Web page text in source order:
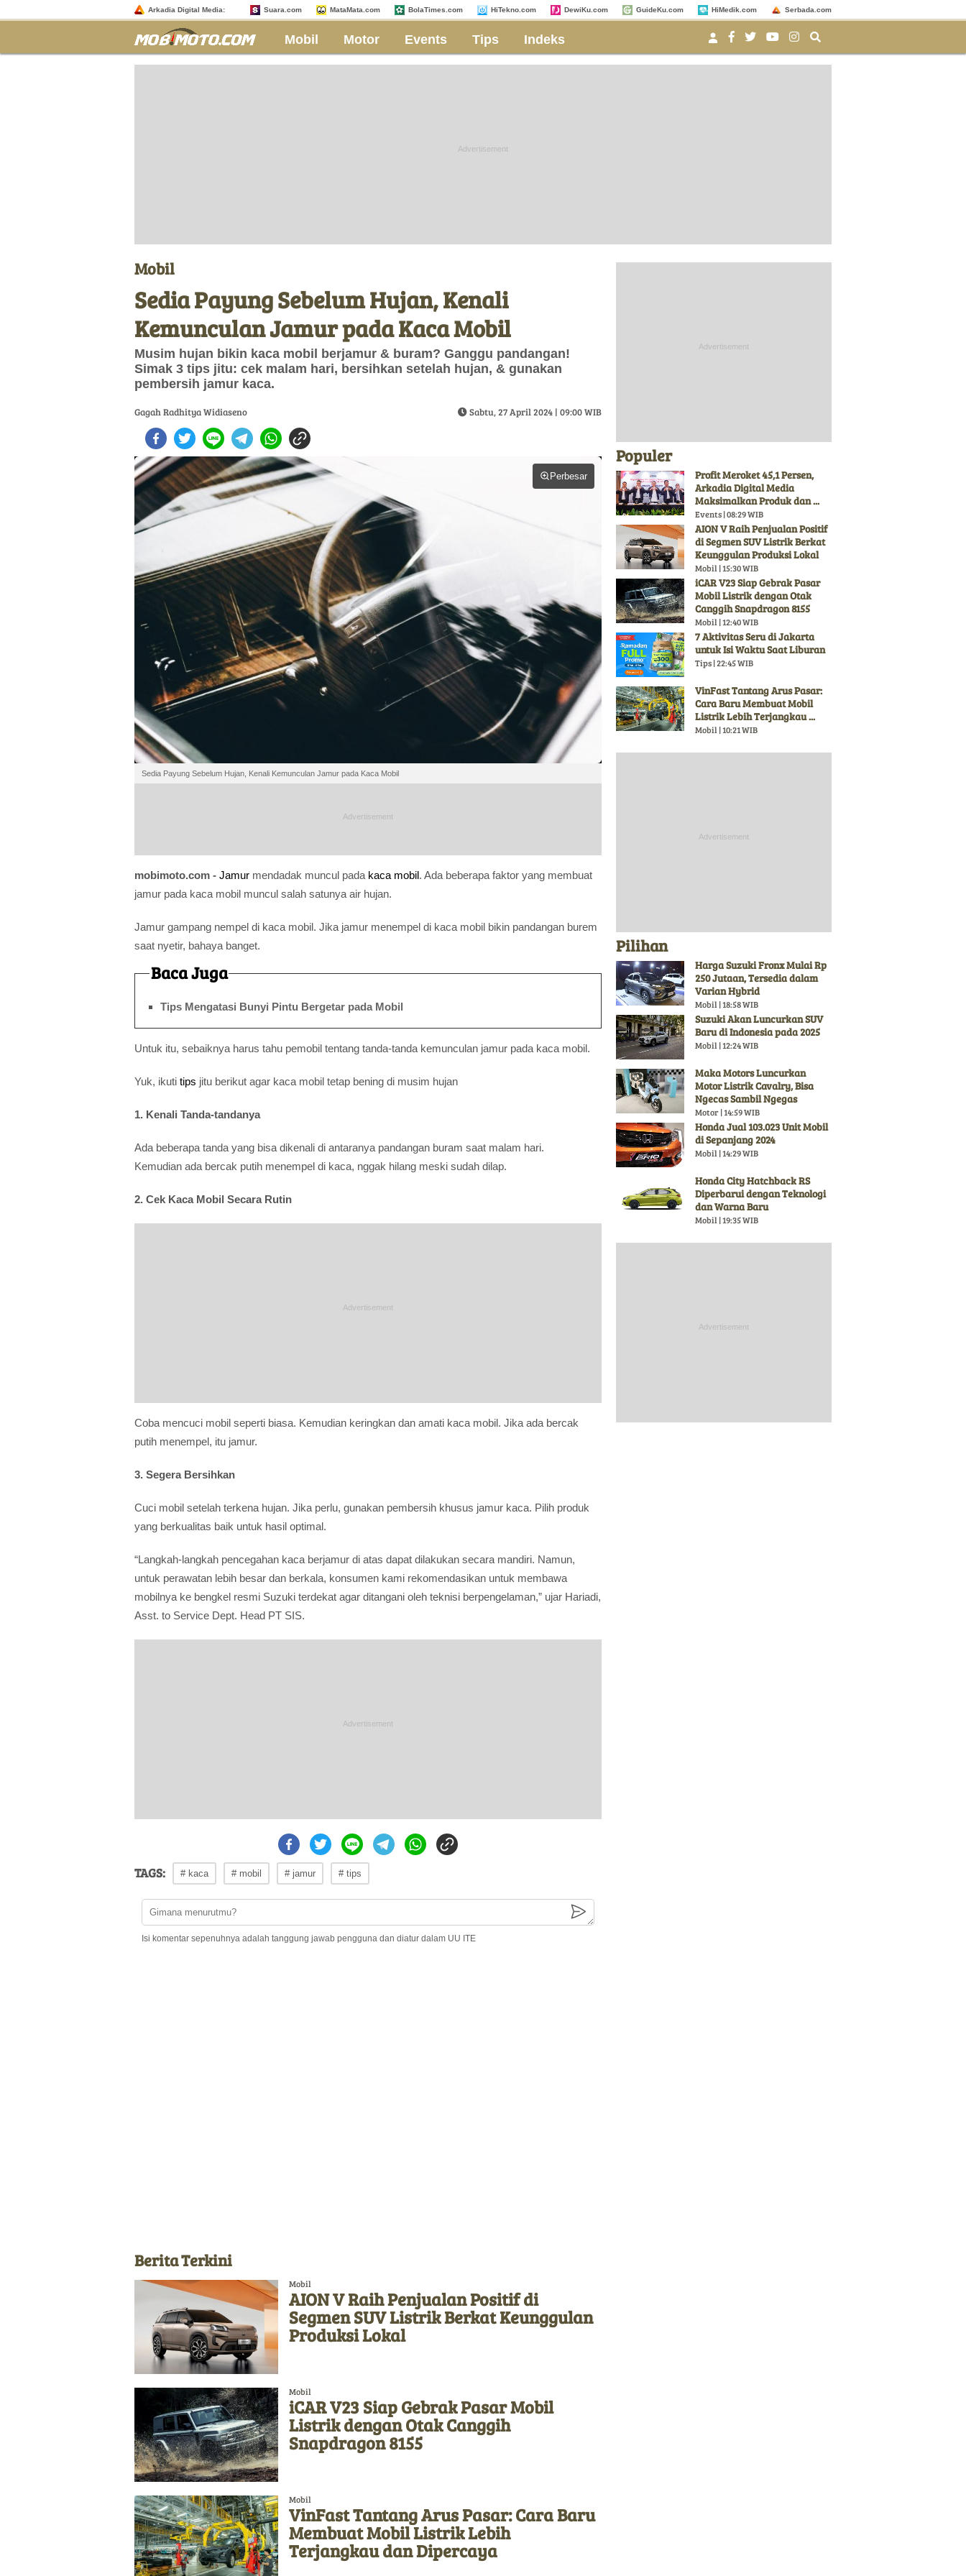
Arkadia Digital Media: Suara.com MataMata.com BolaTimes.com HiTekno.com DewiKu.com GuideKu.com HiMedik.com Serbada.com
Mobil Motor Events Tips Indeks
Mobil
Sedia Payung Sebelum Hujan, Kenali
Kemunculan Jamur pada Kaca Mobil
Musim hujan bikin kaca mobil berjamur & buram? Ganggu pandangan!
Simak 3 tips jitu: cek malam hari, bersihkan setelah hujan, & gunakan
pembersih jamur kaca.
Gagah Radhitya Widiaseno Sabtu, 27 April 2024 | 09:00 WIB
Perbesar
Sedia Payung Sebelum Hujan, Kenali Kemunculan Jamur pada Kaca Mobil
mobimoto.com - Jamur mendadak muncul pada kaca mobil. Ada beberapa faktor yang membuat
jamur pada kaca mobil muncul salah satunya air hujan.
Jamur gampang nempel di kaca mobil. Jika jamur menempel di kaca mobil bikin pandangan burem
saat nyetir, bahaya banget.
Baca Juga
Tips Mengatasi Bunyi Pintu Bergetar pada Mobil
Untuk itu, sebaiknya harus tahu pemobil tentang tanda-tanda kemunculan jamur pada kaca mobil.
Yuk, ikuti tips jitu berikut agar kaca mobil tetap bening di musim hujan
1. Kenali Tanda-tandanya
Ada beberapa tanda yang bisa dikenali di antaranya pandangan buram saat malam hari.
Kemudian ada bercak putih menempel di kaca, nggak hilang meski sudah dilap.
2. Cek Kaca Mobil Secara Rutin
Coba mencuci mobil seperti biasa. Kemudian keringkan dan amati kaca mobil. Jika ada bercak
putih menempel, itu jamur.
3. Segera Bersihkan
Cuci mobil setelah terkena hujan. Jika perlu, gunakan pembersih khusus jamur kaca. Pilih produk
yang berkualitas baik untuk hasil optimal.
“Langkah-langkah pencegahan kaca berjamur di atas dapat dilakukan secara mandiri. Namun,
untuk perawatan lebih besar dan berkala, konsumen kami rekomendasikan untuk membawa
mobilnya ke bengkel resmi Suzuki terdekat agar ditangani oleh teknisi berpengelaman,” ujar Hariadi,
Asst. to Service Dept. Head PT SIS.
TAGS: # kaca # mobil # jamur # tips
Isi komentar sepenuhnya adalah tanggung jawab pengguna dan diatur dalam UU ITE
Berita Terkini
Mobil
AION V Raih Penjualan Positif di
Segmen SUV Listrik Berkat Keunggulan
Produksi Lokal
Mobil
iCAR V23 Siap Gebrak Pasar Mobil
Listrik dengan Otak Canggih
Snapdragon 8155
Mobil
VinFast Tantang Arus Pasar: Cara Baru
Membuat Mobil Listrik Lebih
Terjangkau dan Dipercaya
Populer
Profit Meroket 45,1 Persen,
Arkadia Digital Media
Maksimalkan Produk dan ...
Events | 08:29 WIB
AION V Raih Penjualan Positif
di Segmen SUV Listrik Berkat
Keunggulan Produksi Lokal
Mobil | 15:30 WIB
iCAR V23 Siap Gebrak Pasar
Mobil Listrik dengan Otak
Canggih Snapdragon 8155
Mobil | 12:40 WIB
7 Aktivitas Seru di Jakarta
untuk Isi Waktu Saat Liburan
Tips | 22:45 WIB
VinFast Tantang Arus Pasar:
Cara Baru Membuat Mobil
Listrik Lebih Terjangkau ...
Mobil | 10:21 WIB
Pilihan
Harga Suzuki Fronx Mulai Rp
250 Jutaan, Tersedia dalam
Varian Hybrid
Mobil | 18:58 WIB
Suzuki Akan Luncurkan SUV
Baru di Indonesia pada 2025
Mobil | 12:24 WIB
Maka Motors Luncurkan
Motor Listrik Cavalry, Bisa
Ngecas Sambil Ngegas
Motor | 14:59 WIB
Honda Jual 103.023 Unit Mobil
di Sepanjang 2024
Mobil | 14:29 WIB
Honda City Hatchback RS
Diperbarui dengan Teknologi
dan Warna Baru
Mobil | 19:35 WIB